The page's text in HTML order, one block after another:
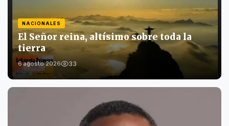
NACIONALES
El Señor reina, altísimo sobre toda la
tierra
6 agosto 2026 33